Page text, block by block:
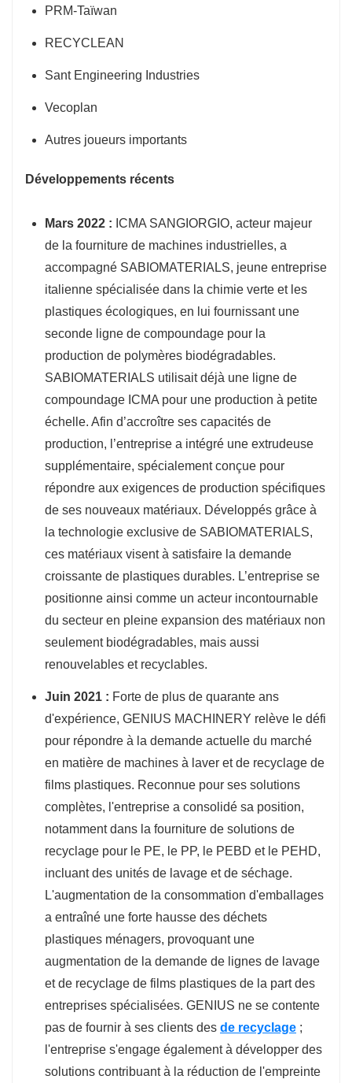
PRM-Taïwan
RECYCLEAN
Sant Engineering Industries
Vecoplan
Autres joueurs importants
Développements récents
Mars 2022 : ICMA SANGIORGIO, acteur majeur
de la fourniture de machines industrielles, a
accompagné SABIOMATERIALS, jeune entreprise
italienne spécialisée dans la chimie verte et les
plastiques écologiques, en lui fournissant une
seconde ligne de compoundage pour la
production de polymères biodégradables.
SABIOMATERIALS utilisait déjà une ligne de
compoundage ICMA pour une production à petite
échelle. Afin d’accroître ses capacités de
production, l’entreprise a intégré une extrudeuse
supplémentaire, spécialement conçue pour
répondre aux exigences de production spécifiques
de ses nouveaux matériaux. Développés grâce à
la technologie exclusive de SABIOMATERIALS,
ces matériaux visent à satisfaire la demande
croissante de plastiques durables. L’entreprise se
positionne ainsi comme un acteur incontournable
du secteur en pleine expansion des matériaux non
seulement biodégradables, mais aussi
renouvelables et recyclables.
Juin 2021 : Forte de plus de quarante ans
d'expérience, GENIUS MACHINERY relève le défi
pour répondre à la demande actuelle du marché
en matière de machines à laver et de recyclage de
films plastiques. Reconnue pour ses solutions
complètes, l'entreprise a consolidé sa position,
notamment dans la fourniture de solutions de
recyclage pour le PE, le PP, le PEBD et le PEHD,
incluant des unités de lavage et de séchage.
L'augmentation de la consommation d'emballages
a entraîné une forte hausse des déchets
plastiques ménagers, provoquant une
augmentation de la demande de lignes de lavage
et de recyclage de films plastiques de la part des
entreprises spécialisées. GENIUS ne se contente
pas de fournir à ses clients des de recyclage ;
l'entreprise s'engage également à développer des
solutions contribuant à la réduction de l'empreinte